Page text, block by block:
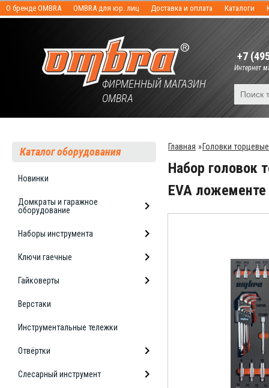
О бренде OMBRA OMBRA для юр. лиц Доставка и оплата Каталоги
ФИРМЕННЫЙ МАГАЗИН
OMBRA
+7
Интернет
Каталог оборудования
Новинки
Домкраты и гаражное
оборудование
Наборы инструмента
Ключи гаечные
Гайковерты
Верстаки
Инструментальные тележки
Отвёртки
Слесарный инструмент
Главная »Головки торцевые
Набор головок
EVA ложементе